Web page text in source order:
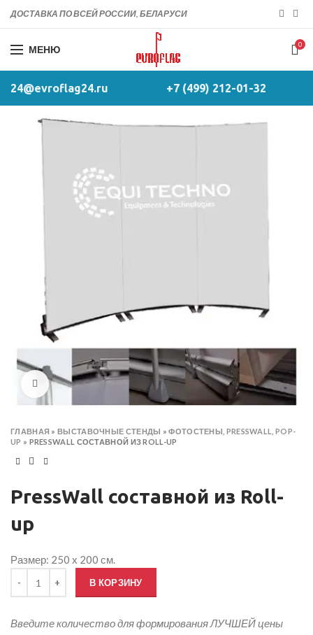
ДОСТАВКА ПО ВСЕЙ РОССИИ, БЕЛАРУСИ
МЕНЮ 0
24@evroflag24.ru +7 (499) 212-01-32
Click to enlarge
ГЛАВНАЯ »ВЫСТАВОЧНЫЕ СТЕНДЫ »ФОТОСТЕНЫ, PRESSWALL, POP-
UP » PRESSWALL СОСТАВНОЙ ИЗ ROLL-UP
PressWall составной из Roll-
up
Размер: 250 х 200 см.
В КОРЗИНУ
Введите количество для формирования ЛУЧШЕЙ цены